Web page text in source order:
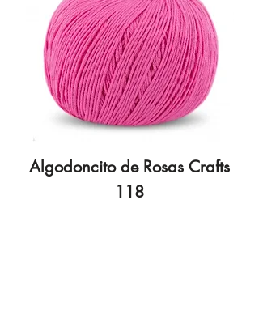
Algodoncito de Rosas Crafts
118